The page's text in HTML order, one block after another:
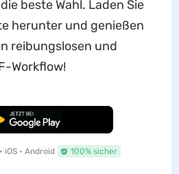
beste Wahl. Laden Sie
herunter und genießen
reibungslosen und
Workflow!
Download
iOS • Android 100% sicher